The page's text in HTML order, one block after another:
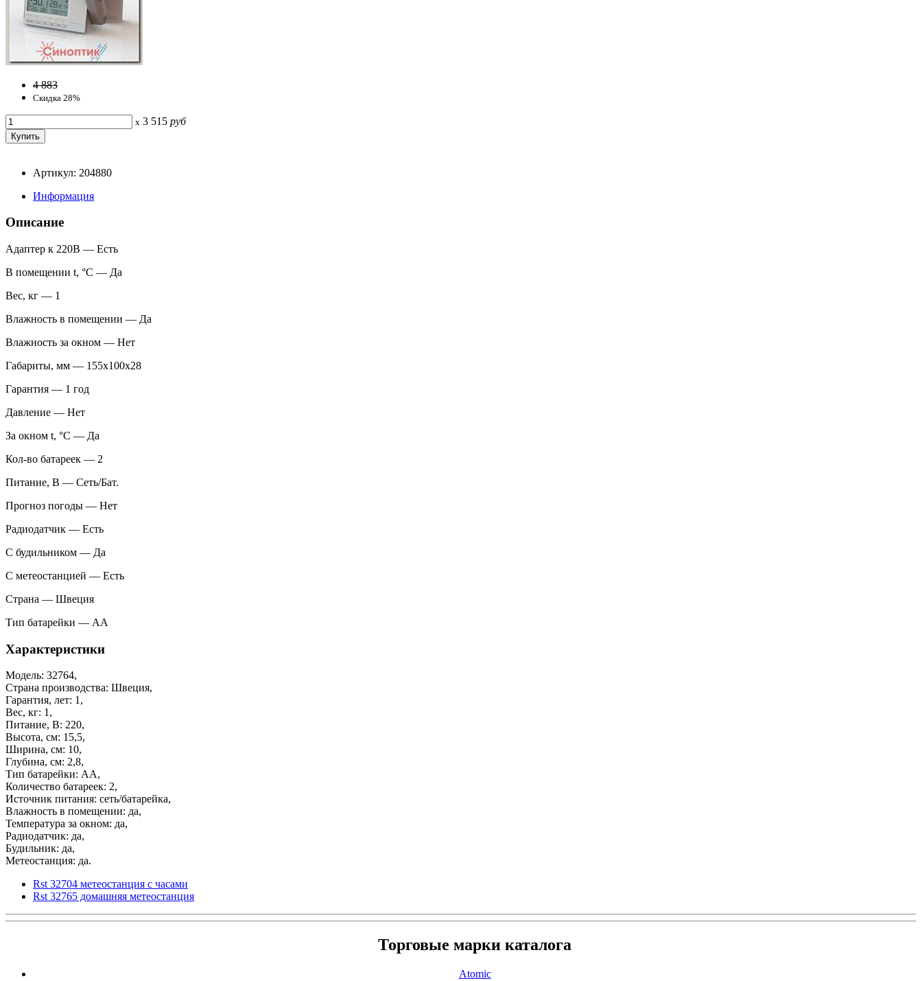
4 883
Скидка 28%
x 3 515 руб
Артикул: 204880
Информация
Описание
Адаптер к 220В — Есть
В помещении t, °С — Да
Вес, кг — 1
Влажность в помещении — Да
Влажность за окном — Нет
Габариты, мм — 155x100x28
Гарантия — 1 год
Давление — Нет
За окном t, °С — Да
Кол-во батареек — 2
Питание, В — Сеть/Бат.
Прогноз погоды — Нет
Радиодатчик — Есть
С будильником — Да
С метеостанцией — Есть
Страна — Швеция
Тип батарейки — AA
Характеристики
Модель: 32764,
Страна производства: Швеция,
Гарантия, лет: 1,
Вес, кг: 1,
Питание, В: 220,
Высота, см: 15,5,
Ширина, см: 10,
Глубина, см: 2,8,
Тип батарейки: АА,
Количество батареек: 2,
Источник питания: сеть/батарейка,
Влажность в помещении: да,
Температура за окном: да,
Радиодатчик: да,
Будильник: да,
Метеостанция: да.
Rst 32704 метеостанция с часами
Rst 32765 домашняя метеостанция
Торговые марки каталога
Atomic